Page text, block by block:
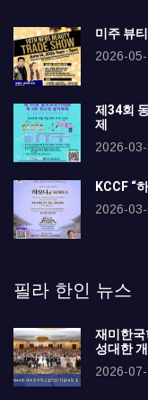
미주 뷰
2026-
제34회
제
2026-03-
KCCF “
2026-
필라 한인 뉴스
재미한
성대한
2026-